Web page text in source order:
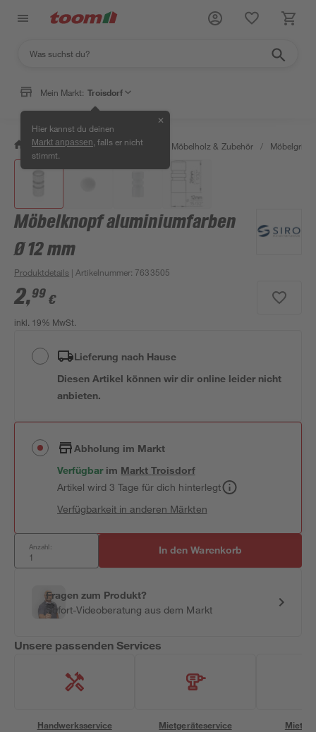
Mein Markt: Troisdorf
Hier kannst du deinen
Markt anpassen , falls er nicht
stimmt.
✕
/ Bauen & Renovieren / Holz Möbelholz & Zubehör / Möbelgriffe
Möbelknopf aluminiumfarben
Ø 12 mm
Produktdetails | Artikelnummer: 7633505
2,99 €
inkl. 19% MwSt.
Lieferung nach Hause
Diesen Artikel können wir dir online leider nicht
anbieten.
Abholung im Markt
Verfügbar im MarktTroisdorf
Artikel wird 3 Tage für dich hinterlegt
Verfügbarkeit in anderen Märkten
Anzahl: In den Warenkorb
Fragen zum Produkt?
Sofort-Videoberatung aus dem Markt
Unsere passenden Services
Handwerksservice Mietgeräteservice